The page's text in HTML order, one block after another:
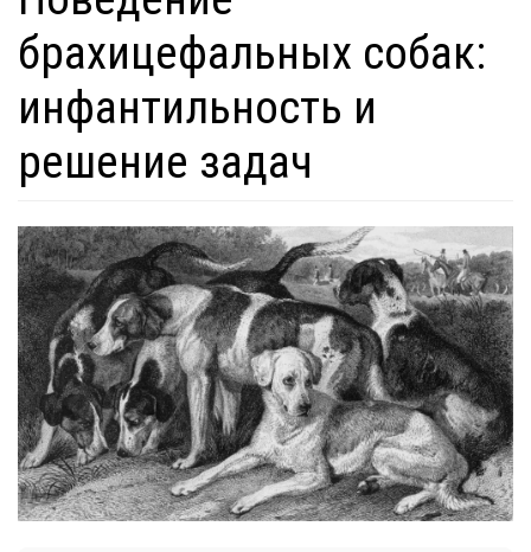
брахицефальных собак:
инфантильность и
решение задач